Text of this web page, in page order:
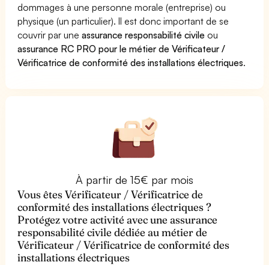
dommages à une personne morale (entreprise) ou
physique (un particulier). Il est donc important de se
couvrir par uneassurance responsabilité civile ou
assurance RC PRO pour le métier de Vérificateur /
Vérificatrice de conformité des installations électriques.
À partir de 15€ par mois
Vous êtes Vérificateur / Vérificatrice de
conformité des installations électriques ?
Protégez votre activité avec une assurance
responsabilité civile dédiée au métier de
Vérificateur / Vérificatrice de conformité des
installations électriques